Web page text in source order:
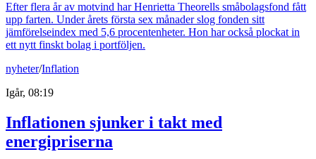
Efter flera år av motvind har Henrietta Theorells småbolagsfond fått
upp farten. Under årets första sex månader slog fonden sitt
jämförelseindex med 5,6 procentenheter. Hon har också plockat in
ett nytt finskt bolag i portföljen.
nyheter/Inflation
Igår, 08:19
Inflationen sjunker i takt med
energipriserna